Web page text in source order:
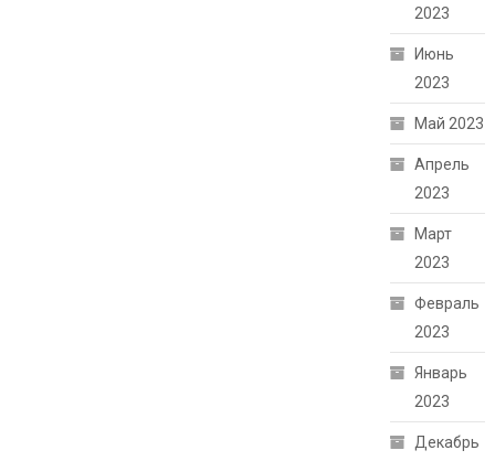
2023
Июнь
2023
Май 2023
Апрель
2023
Март
2023
Февраль
2023
Январь
2023
Декабрь